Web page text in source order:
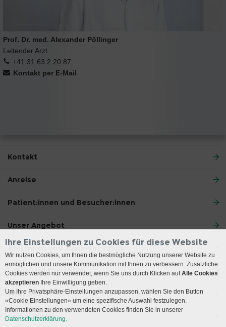
Prof. Dr. med. Alexander Pöllinger
Leitender Arzt
+41 31 63 2 20 87
Kontakt per E-Mail
Kontakt
Anreise
Patient:innen und Besucher:innen
Unser Angebot
Ärzt:innen und Zuweiser:innen
Lehre und Forschung
Über uns
Social Media
Ihre Einstellungen zu Cookies für diese Website
Wir nutzen Cookies, um Ihnen die bestmögliche Nutzung unserer Website zu
ermöglichen und unsere Kommunikation mit Ihnen zu verbessern. Zusätzliche
Cookies werden nur verwendet, wenn Sie uns durch Klicken aufAlle Cookies
akzeptieren Ihre Einwilligung geben.
Um Ihre Privatsphäre-Einstellungen anzupassen, wählen Sie den Button
«Cookie Einstellungen» um eine spezifische Auswahl festzulegen.
Informationen zu den verwendeten Cookies finden Sie in unserer
Datenschutzerklärung.